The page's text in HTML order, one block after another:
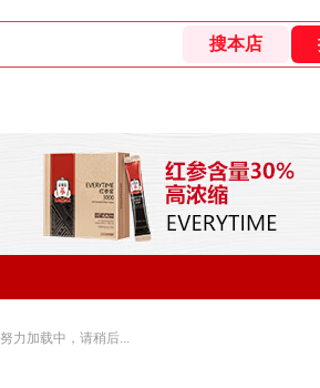
努力加载中，请稍后...